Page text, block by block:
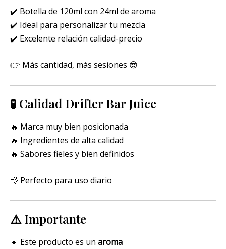
✔️ Botella de 120ml con 24ml de aroma
✔️ Ideal para personalizar tu mezcla
✔️ Excelente relación calidad-precio
👉 Más cantidad, más sesiones 😎
🧪 Calidad Drifter Bar Juice
🔥 Marca muy bien posicionada
🔥 Ingredientes de alta calidad
🔥 Sabores fieles y bien definidos
💨 Perfecto para uso diario
⚠️ Importante
🔸 Este producto es un aroma